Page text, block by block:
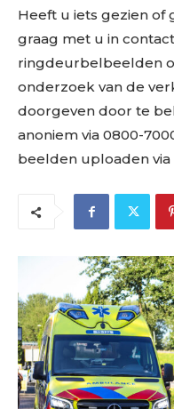
Heeft u iets gezien of
graag met u in
ringdeurbelbeelden
onderzoek van de
doorgeven door te
anoniem via 0800-
beelden uploaden